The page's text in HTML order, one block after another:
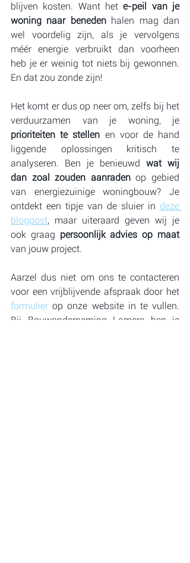
blijven kosten. Want het e-peil van je
woning naar beneden halen mag dan
wel voordelig zijn, als je vervolgens
méér energie verbruikt dan voorheen
heb je er weinig tot niets bij gewonnen.
En dat zou zonde zijn!
Het komt er dus op neer om, zelfs bij het
prioriteiten te stellen en voor de hand
liggende oplossingen kritisch te
analyseren. Ben je benieuwd wat wij
dan zoal zouden aanraden op gebied
van energiezuinige woningbouw? Je
ontdekt een tipje van de sluier in deze
blogpost, maar uiteraard geven wij je
ook graag persoonlijk advies op maat
van jouw project.
Aarzel dus niet om ons te contacteren
formulier op onze website in te vullen.